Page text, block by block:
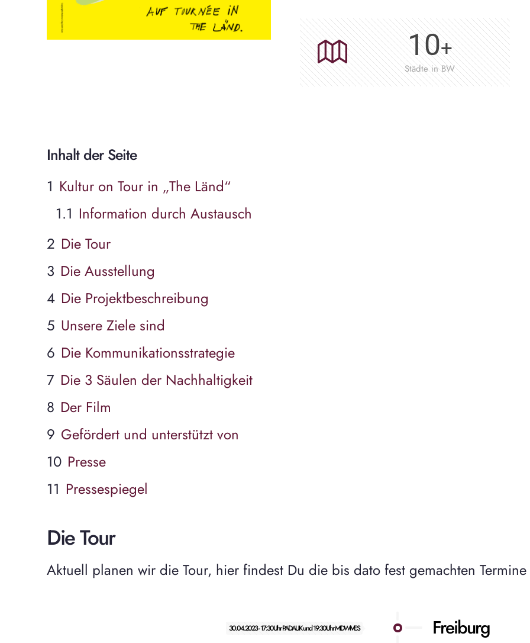
10+
Städte in BW
Inhalt der Seite
Kultur on Tour in „The Länd“
Information durch Austausch
Die Tour
Die Ausstellung
Die Projektbeschreibung
Unsere Ziele sind
Die Kommunikationsstrategie
Die 3 Säulen der Nachhaltigkeit
Der Film
Gefördert und unterstützt von
Presse
Pressespiegel
Die Tour
Aktuell planen wir die Tour, hier findest Du die bis dato fest gemachten
30.04.2023 - 17:30Uhr PADAUK und 19:30Uhr MIDWIVES Freiburg